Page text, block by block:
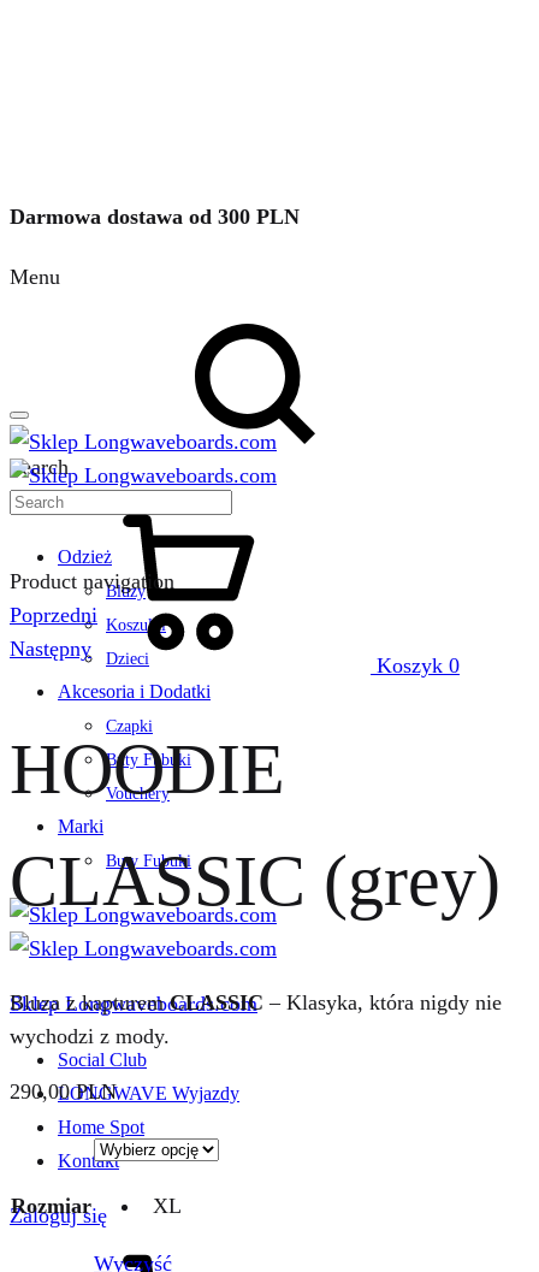
Darmowa dostawa od 300 PLN
Menu
Search
Odzież
Bluzy
Koszulki
Dzieci
Akcesoria i Dodatki
Czapki
Buty Fubuki
Vouchery
Marki
Buty Fubuki
Sklep Longwaveboards.com
Social Club
LONGWAVE Wyjazdy
Home Spot
Kontakt
Zaloguj się
Koszyk 0
Product navigation
Poprzedni
Następny
HOODIE
CLASSIC (grey)
Bluza z kapturemCLASSIC – Klasyka, która nigdy nie
wychodzi z mody.
290,00PLN
Rozmiar XL
Wyczyść